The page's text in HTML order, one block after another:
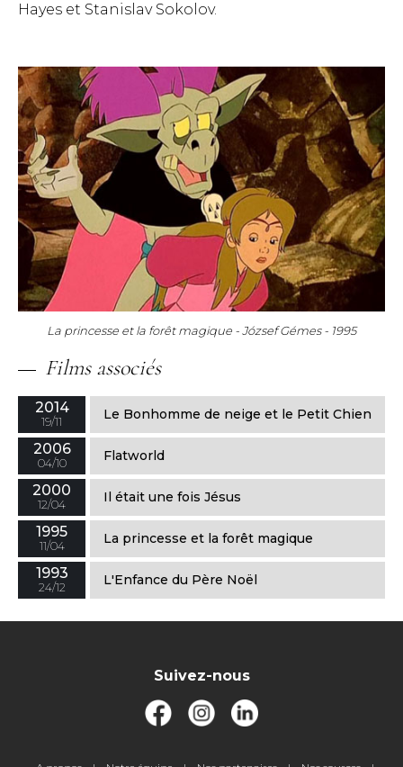
Hayes et Stanislav Sokolov.
La princesse et la forêt magique - József Gémes - 1995
Films associés
2014
19/11 Le Bonhomme de neige et le Petit Chien
2006
04/10 Flatworld
2000
12/04 Il était une fois Jésus
1995
11/04 La princesse et la forêt magique
1993
24/12 L'Enfance du Père Noël
Suivez-nous